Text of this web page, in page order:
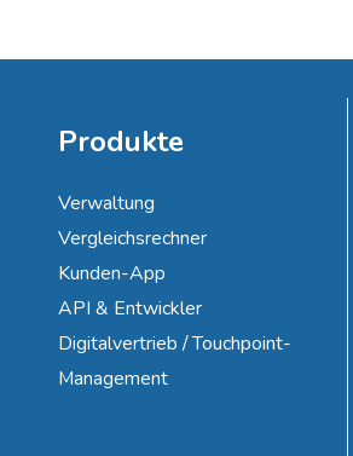
Produkte
Verwaltung
Vergleichsrechner
Kunden-App
API & Entwickler
Digitalvertrieb / Touchpoint-
Management